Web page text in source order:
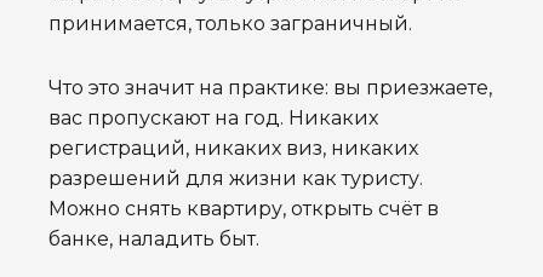
принимается, только заграничный.
Что это значит на практике: вы приезжаете,
вас пропускают на год. Никаких
регистраций, никаких виз, никаких
разрешений для жизни как туристу.
Можно снять квартиру, открыть счёт в
банке, наладить быт.